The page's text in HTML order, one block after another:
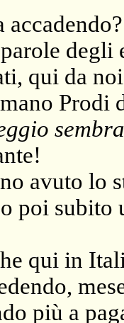
accadendo?
qui da
Prodi
avuto lo
poi subito
qui in
più a